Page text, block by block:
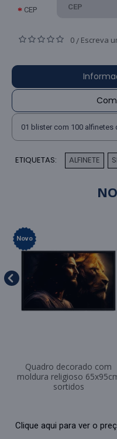
CEP
0 / Escreva
01 blister com 100 alfinetes
ETIQUETAS: ALFINETE
Novo
Quadro decorado com
moldura religioso
sortidos
Clique aqui para ver o